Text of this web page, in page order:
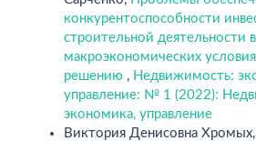
конкурентоспособности
строительной деятельности
макроэкономических
решению , Недвижимость:
управление: № 1 (2022):
экономика, управление
Виктория Денисовна